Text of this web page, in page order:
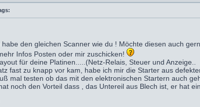
habe den gleichen Scanner wie du ! Möchte diesen auch
Infos Posten oder mir zuschicken!
für deine Platinen.....(Netz-Relais, Steuer und Anzeige..
fast zu knapp vor kam, habe ich mir die Starter aus
mal testen ob das mit den elektronischen Startern auch
noch den Vorteil dass , das Untereil aus Blech ist, er hat